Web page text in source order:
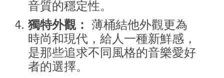
音質的穩定性。
獨特外觀： 薄桶結他外觀更為
時尚和現代，給人一種新鮮感，
是那些追求不同風格的音樂愛好
者的選擇。